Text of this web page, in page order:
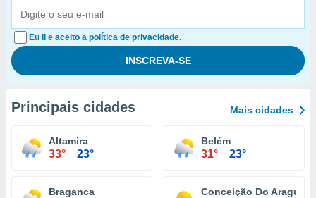
Eu li e aceito a política de privacidade.
Principais cidades Mais cidades
Altamira
33° 23°
Belém
31° 23°
Braganca Conceição Do Araguaia